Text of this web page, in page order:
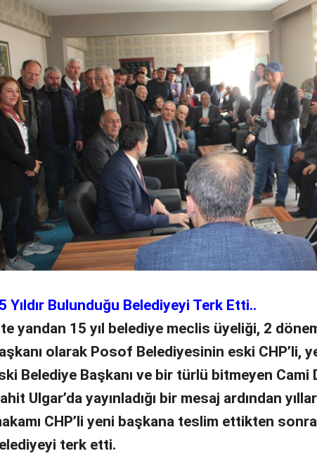
Yıldır Bulunduğu Belediyeyi Terk Etti..
yandan 15 yıl belediye meclis üyeliği, 2
olarak Posof Belediyesinin eski CHP’li,
Belediye Başkanı ve bir türlü bitmeyen Cami
Ulgar’da yayınladığı bir mesaj ardından
CHP’li yeni başkana teslim ettikten
terk etti.